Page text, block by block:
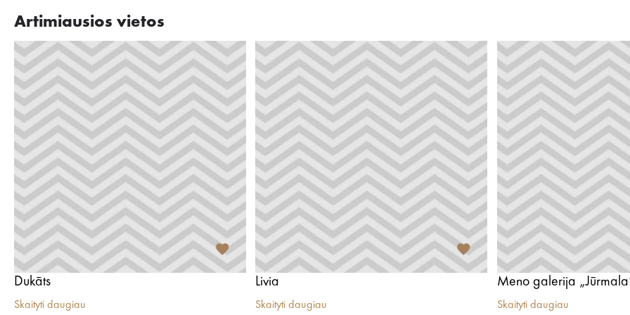
Artimiausios vietos
Dukāts
Skaityti daugiau
Livia
Skaityti daugiau
Meno galerija
Skaityti daugiau